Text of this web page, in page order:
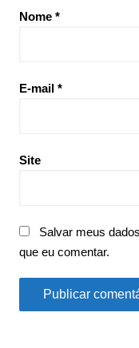
Nome *
E-mail *
Site
Salvar meus
que eu comentar.